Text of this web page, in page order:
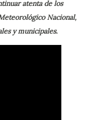
atenta de los
Nacional,
y municipales.